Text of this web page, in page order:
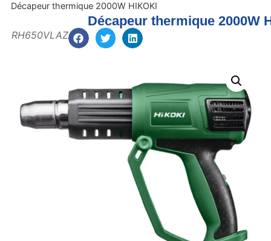
Décapeur thermique 2000W HIKOKI
Décapeur thermique 2000W
RH650VLAZ